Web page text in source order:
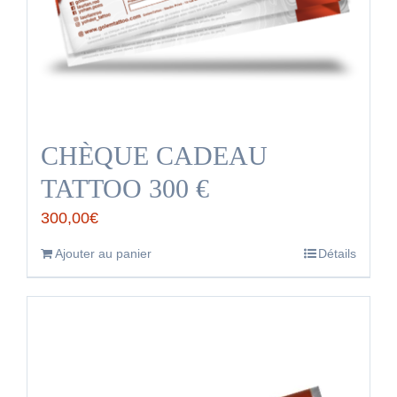
CHÈQUE CADEAU
TATTOO 300 €
300,00€
Ajouter au panier Détails